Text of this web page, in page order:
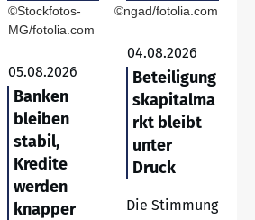
©Stockfotos-
MG/fotolia.com
05.08.2026
Banken
bleiben
stabil,
Kredite
werden
knapper
©ngad/fotolia.com
04.08.2026
Beteiligung
skapitalma
rkt bleibt
unter
Druck
Die Stimmung